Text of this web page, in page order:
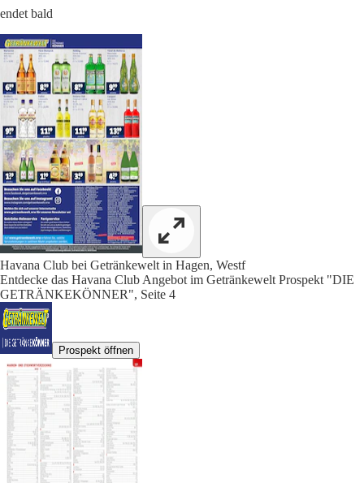
endet bald
Havana Club bei Getränkewelt in Hagen, Westf
Entdecke das Havana Club Angebot im Getränkewelt Prospekt "DIE
GETRÄNKEKÖNNER", Seite 4
Prospekt öffnen